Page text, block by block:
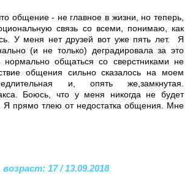
общение - не главное в жизни, но теперь,
связь со всеми, понимаю, как
У меня нет друзей вот уже пять лет. Я
(и не только) деградировала за это
нормально общаться со сверстниками не
общения сильно сказалось на моем
и, опять же,замкнутая.
Боюсь, что у меня никогда не будет
Я прямо тлею от недостатка общения. Мне
17 / 13.09.2018